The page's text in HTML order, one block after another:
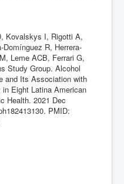
Kovalskys I, Rigotti A,
R, Herrera-
Leme ACB, Ferrari G,
Study Group. Alcohol
and Its Association with
Eight Latina American
Health. 2021 Dec
PMID: